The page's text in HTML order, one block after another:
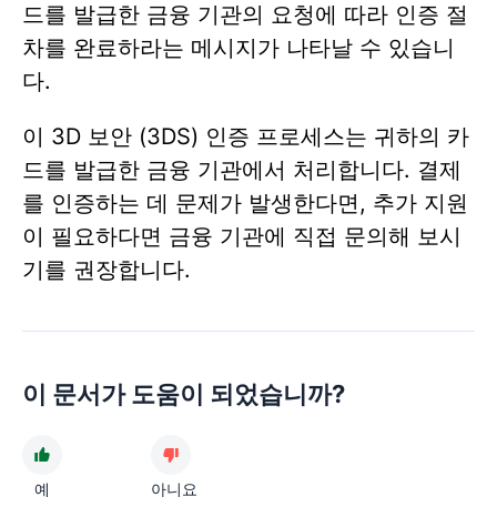
드를 발급한 금융 기관의 요청에 따라 인증 절
차를 완료하라는 메시지가 나타날 수 있습니
다.
이 3D 보안 (3DS) 인증 프로세스는 귀하의 카
드를 발급한 금융 기관에서 처리합니다. 결제
를 인증하는 데 문제가 발생한다면, 추가 지원
이 필요하다면 금융 기관에 직접 문의해 보시
기를 권장합니다.
이 문서가 도움이 되었습니까?
예 아니요